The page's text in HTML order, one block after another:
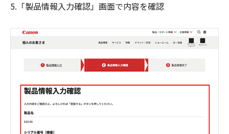
5.「製品情報入力確認」画面で内容を確認